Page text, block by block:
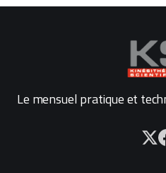
Le mensuel pratique et